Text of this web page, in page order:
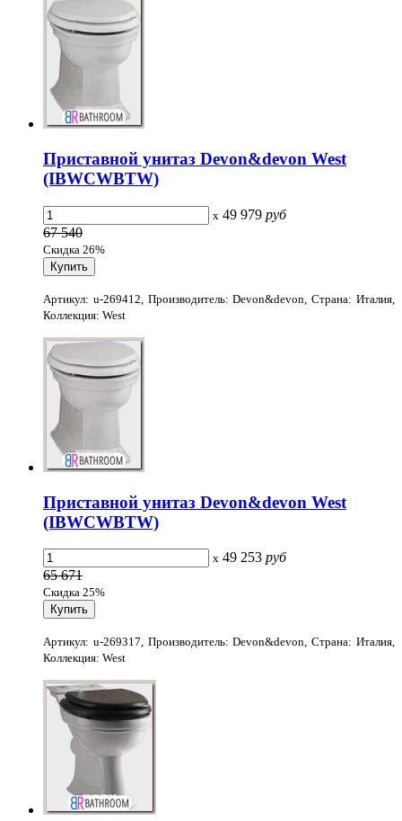
Приставной унитаз Devon&devon West
(IBWCWBTW)
x 49 979 руб
67 540
Скидка 26%
Артикул: u-269412, Производитель: Devon&devon, Страна: Италия,
Коллекция: West
Приставной унитаз Devon&devon West
(IBWCWBTW)
x 49 253 руб
65 671
Скидка 25%
Артикул: u-269317, Производитель: Devon&devon, Страна: Италия,
Коллекция: West